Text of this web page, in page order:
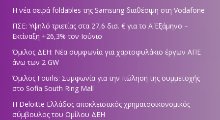
Η νέα σειρά foldables της Samsung διαθέσιμη στη Vodafone
ΠΣΕ: Υψηλό τριετίας στα 27,6 δισ. € για το Α΄ Εξάμηνο –
Εκτίναξη +26,3% τον Ιούνιο
Όμιλος ΔΕΗ: Νέα συμφωνία για χαρτοφυλάκιο έργων ΑΠΕ
άνω των 2 GW
Όμιλος Fourlis: Συμφωνία για την πώληση της συμμετοχής
στο Sofia South Ring Mall
Η Deloitte Ελλάδος αποκλειστικός χρηματοοικονομικός
σύμβουλος του Ομίλου ΔΕΗ